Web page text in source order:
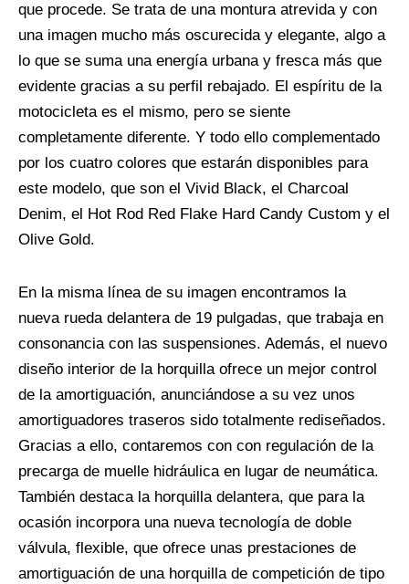
que procede. Se trata de una montura atrevida y con
una imagen mucho más oscurecida y elegante, algo a
lo que se suma una energía urbana y fresca más que
evidente gracias a su perfil rebajado. El espíritu de la
motocicleta es el mismo, pero se siente
completamente diferente. Y todo ello complementado
por los cuatro colores que estarán disponibles para
este modelo, que son el Vivid Black, el Charcoal
Denim, el Hot Rod Red Flake Hard Candy Custom y el
Olive Gold.
En la misma línea de su imagen encontramos la
nueva rueda delantera de 19 pulgadas, que trabaja en
consonancia con las suspensiones. Además, el nuevo
diseño interior de la horquilla ofrece un mejor control
de la amortiguación, anunciándose a su vez unos
amortiguadores traseros sido totalmente rediseñados.
Gracias a ello, contaremos con con regulación de la
precarga de muelle hidráulica en lugar de neumática.
También destaca la horquilla delantera, que para la
ocasión incorpora una nueva tecnología de doble
válvula, flexible, que ofrece unas prestaciones de
amortiguación de una horquilla de competición de tipo